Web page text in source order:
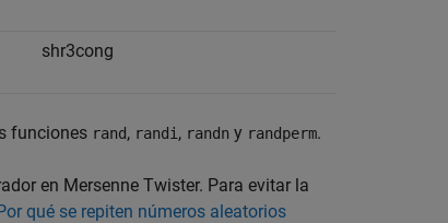
shr3cong
funciones rand, randi , randn y randperm.
en Mersenne Twister. Para evitar la
qué se repiten números aleatorios